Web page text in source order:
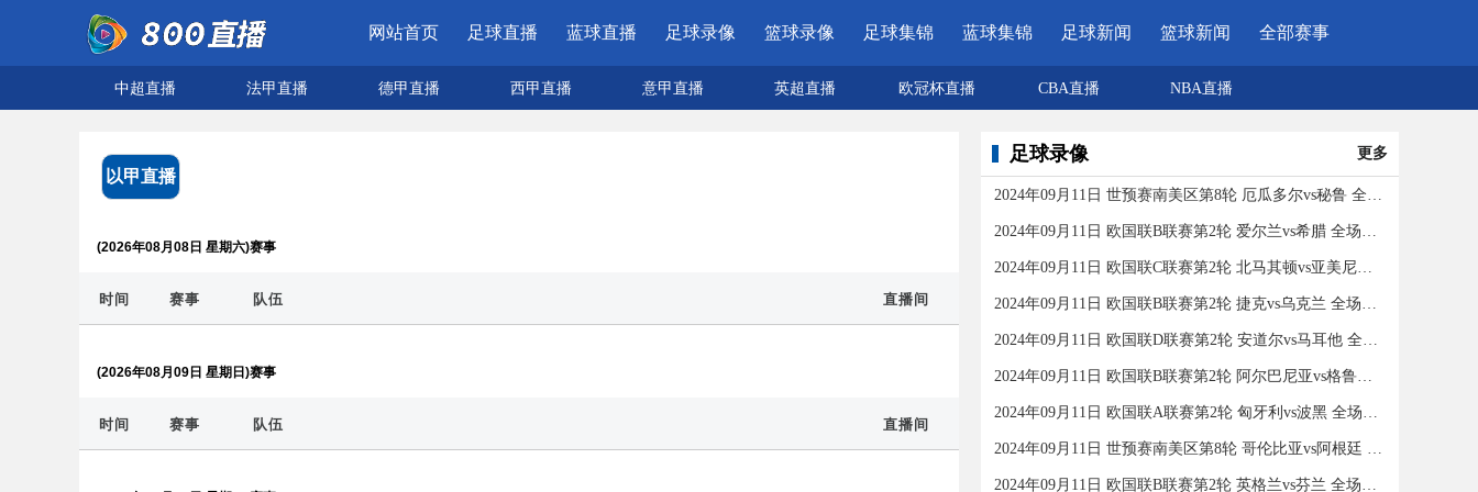
网站首页 足球直播 蓝球直播 足球录像 篮球录像 足球集锦 蓝球集锦 足球新闻 篮球新闻 全部赛事
中超直播 法甲直播 德甲直播 西甲直播 意甲直播 英超直播 欧冠杯直播 CBA直播 NBA直播
以甲直播
(2026年08月08日 星期六)赛事
时间 赛事 队伍 直播间
(2026年08月09日 星期日)赛事
时间 赛事 队伍 直播间
足球录像 更多
2024年09月11日 世预赛南美区第8轮 厄瓜多尔vs秘鲁 全场录像
2024年09月11日 欧国联B联赛第2轮 爱尔兰vs希腊 全场录像
2024年09月11日 欧国联C联赛第2轮 北马其顿vs亚美尼亚 全场录像
2024年09月11日 欧国联B联赛第2轮 捷克vs乌克兰 全场录像
2024年09月11日 欧国联D联赛第2轮 安道尔vs马耳他 全场录像
2024年09月11日 欧国联B联赛第2轮 阿尔巴尼亚vs格鲁吉亚 全场录像
2024年09月11日 欧国联A联赛第2轮 匈牙利vs波黑 全场录像
2024年09月11日 世预赛南美区第8轮 哥伦比亚vs阿根廷 全场录像
2024年09月11日 欧国联B联赛第2轮 英格兰vs芬兰 全场录像